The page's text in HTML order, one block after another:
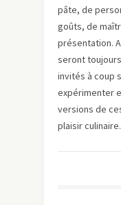
pâte, de
goûts, de
présentation.
seront
invités à coup
expérimenter
versions de
plaisir culinaire.